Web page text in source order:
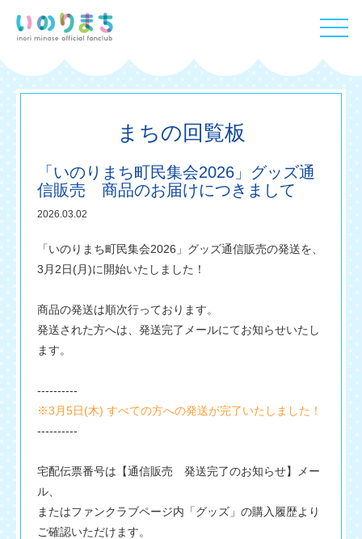
まちの回覧板
「いのりまち町民集会2026」グッズ通
信販売 商品のお届けにつきまして
2026.03.02
「いのりまち町民集会2026」グッズ通信販売の発送を、
3月2日(月)に開始いたしました！
商品の発送は順次行っております。
発送された方へは、発送完了メールにてお知らせいたし
ます。
----------
※3月5日(木) すべての方への発送が完了いたしました！
----------
宅配伝票番号は【通信販売 発送完了のお知らせ】メー
ル、
またはファンクラブページ内「グッズ」の購入履歴より
ご確認いただけます。